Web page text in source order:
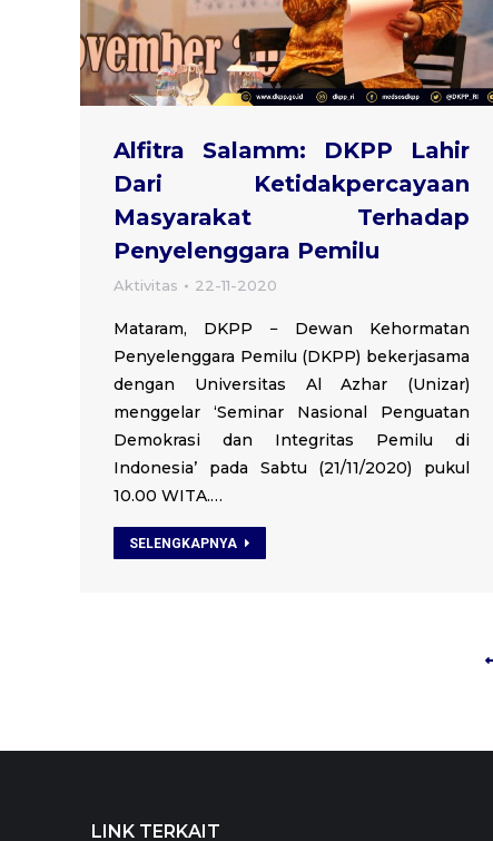
Alfitra Salamm: DKPP Lahir
Dari Ketidakpercayaan
Masyarakat Terhadap
Penyelenggara Pemilu
Aktivitas 22-11-2020
Mataram, DKPP − Dewan Kehormatan
Penyelenggara Pemilu (DKPP) bekerjasama
dengan Universitas Al Azhar (Unizar)
menggelar ‘Seminar Nasional Penguatan
Demokrasi dan Integritas Pemilu di
Indonesia’ pada Sabtu (21/11/2020) pukul
10.00 WITA.…
SELENGKAPNYA
LINK TERKAIT